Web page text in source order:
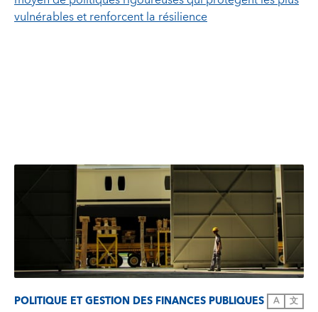
vulnérables et renforcent la résilience
POLITIQUE ET GESTION DES FINANCES PUBLIQUES A 文